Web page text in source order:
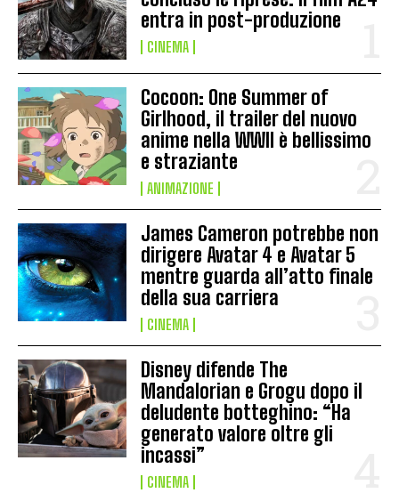
entra in post-produzione
CINEMA
Cocoon: One Summer of
Girlhood, il trailer del nuovo
anime nella WWII è bellissimo
e straziante
ANIMAZIONE
James Cameron potrebbe non
dirigere Avatar 4 e Avatar 5
mentre guarda all’atto finale
della sua carriera
CINEMA
Disney difende The
Mandalorian e Grogu dopo il
deludente botteghino: “Ha
generato valore oltre gli
incassi”
CINEMA